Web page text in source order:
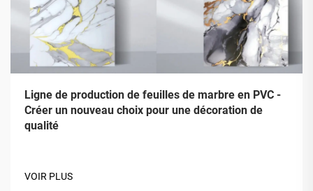
Ligne de production de feuilles de marbre en PVC -
Créer un nouveau choix pour une décoration de
qualité
VOIR PLUS